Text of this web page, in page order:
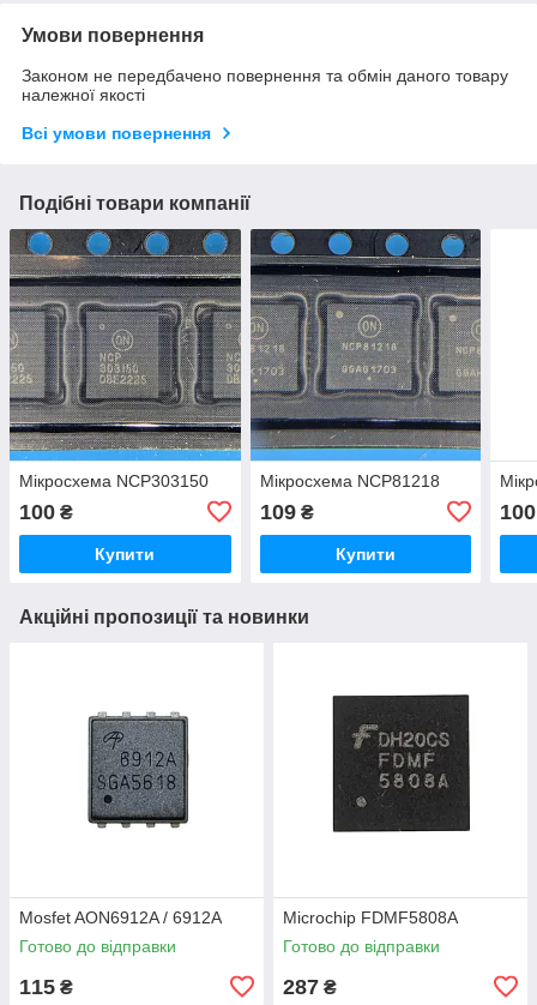
Умови повернення
Законом не передбачено повернення та обмін даного товару
належної якості
Всі умови повернення
Подібні товари компанії
Мікросхема NCP303150
100 ₴
Купити
Мікросхема NCP81218
109₴
Купити
100
Акційні пропозиції та новинки
Mosfet AON6912A / 6912A
Готово до відправки
115 ₴
Microchip FDMF5808A
Готово до відправки
287 ₴